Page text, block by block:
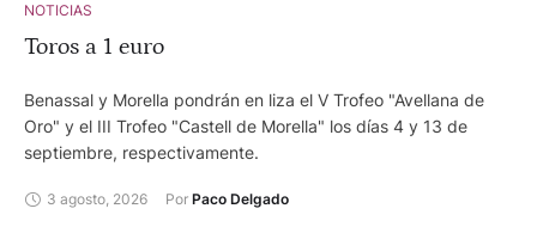
NOTICIAS
Toros a 1 euro
Benassal y Morella pondrán en liza el V Trofeo "Avellana de
Oro" y el III Trofeo "Castell de Morella" los días 4 y 13 de
septiembre, respectivamente.
3 agosto, 2026 Por Paco Delgado